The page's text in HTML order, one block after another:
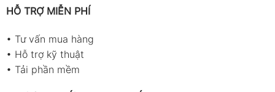
HỖ TRỢ MIỄN PHÍ
• Tư vấn mua hàng
• Hỗ trợ kỹ thuật
• Tải phần mềm